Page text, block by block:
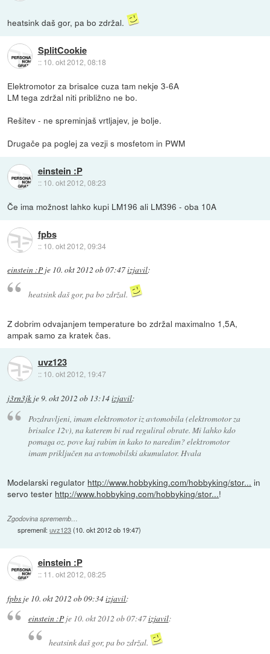
heatsink daš gor, pa bo zdržal.
SplitCookie
:: 10. okt 2012, 08:18
Elektromotor za brisalce cuza tam nekje 3-6A
LM tega zdržal niti približno ne bo.
Rešitev - ne spreminjaš vrtljajev, je bolje.
Drugače pa poglej za vezji s mosfetom in PWM
einstein :P
:: 10. okt 2012, 08:23
Če ima možnost lahko kupi LM196 ali LM396 - oba 10A
fpbs
:: 10. okt 2012, 09:34
einstein :P je 10. okt 2012 ob 07:47izjavil:
heatsink daš gor, pa bo zdržal.
Z dobrim odvajanjem temperature bo zdržal maximalno 1,5A,
ampak samo za kratek čas.
uvz123
:: 10. okt 2012, 19:47
j3rn3jk je9. okt 2012 ob 13:14izjavil:
Pozdravljeni, imam elektromotor iz avtomobila (elektromotor za
brisalce 12v), na katerem bi rad reguliral obrate. Mi lahko kdo
pomaga oz. pove kaj rabim in kako to naredim? elektromotor
imam priključen na avtomobilski akumulator. Hvala
Modelarski regulator http://www.hobbyking.com/hobbyking/stor... in
servo tester http://www.hobbyking.com/hobbyking/stor...!
Zgodovina sprememb…
spremenil:uvz123(10. okt 2012 ob 19:47)
einstein :P
:: 11. okt 2012, 08:25
fpbs je 10. okt 2012 ob 09:34izjavil:
einstein :Pje 10. okt 2012 ob 07:47izjavil:
heatsink daš gor, pa bo zdržal.